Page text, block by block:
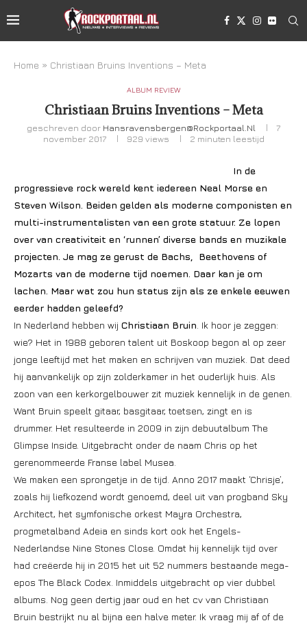
Home » Christiaan Bruins Inventions – Meta
ALBUM REVIEW
Christiaan Bruins Inventions – Meta
geschreven door Hansravensbergen@rockportaal.nl
7
november 2017
929 views 2 minuten leestijd
In de
progressieve rock wereld kent iedereen Neal Morse en
Steven Wilson. Beiden gelden als moderne componisten en
multi-instrumentalisten van een grote statuur. Ze lopen
over van creativiteit en ‘runnen’ diverse bands en muzikale
projecten. Je mag ze gerust de Bachs, Beethovens of
Mozarts van de moderne tijd noemen. Daar kan je om
lachen. Maar wat zou hun status zijn als ze enkele eeuwen
eerder hadden geleefd?
In Nederland hebben wij Christiaan Bruin . Ik hoor je zeggen:
wie? Het in 1988 geboren talent uit Boskoop begon al op zeer
jonge leeftijd met het maken en schrijven van muziek. Dat deed
hij aanvankelijk op zijn zolderkamer in het ouderlijk huis. Als
zoon van een kerkorgelbouwer zit muziek kennelijk in de genen.
Want Bruin speelt gitaar, basgitaar, toetsen, zingt en is
drummer. Het resulteerde in 2009 in zijn debuutalbum The
Glimpse Inside. Uitgebracht onder de naam Chris op het
gerenommeerde Franse label Musea.
We maken een sprongetje in de tijd. Anno 2017 maakt ‘Chrisje’,
zoals hij liefkozend wordt genoemd, deel uit van progband Sky
Architect, het symfonische orkest Mayra Orchestra,
progmetalband Adeia en sinds kort ook het Engels-
Nederlandse Nine Stones Close. Omdat hij kennelijk tijd over
had creëerde hij in 2015 het uit 52 nummers bestaande mega-
epos The Black Codex. Inmiddels uitgebracht op vier dubbel
albums. Nog geen dertig jaar oud en het cv van Christiaan
Bruin bestrijkt nu al bijna een halve meter. Ik vraag mij af of de